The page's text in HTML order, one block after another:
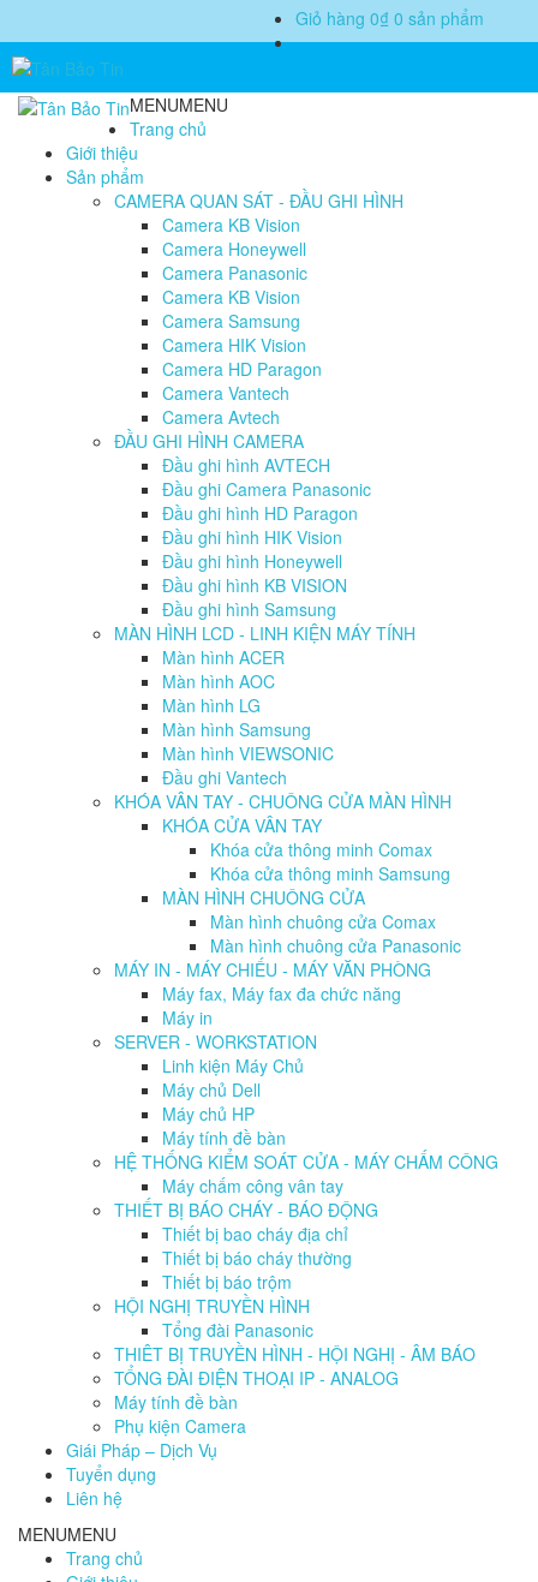
Giỏ hàng 0₫ 0 sản phẩm
MENUMENU
Trang chủ
Giới thiệu
Sản phẩm
CAMERA QUAN SÁT - ĐẦU GHI HÌNH
Camera KB Vision
Camera Honeywell
Camera Panasonic
Camera KB Vision
Camera Samsung
Camera HIK Vision
Camera HD Paragon
Camera Vantech
Camera Avtech
ĐẦU GHI HÌNH CAMERA
Đầu ghi hình AVTECH
Đầu ghi Camera Panasonic
Đầu ghi hình HD Paragon
Đầu ghi hình HIK Vision
Đầu ghi hình Honeywell
Đầu ghi hình KB VISION
Đầu ghi hình Samsung
MÀN HÌNH LCD - LINH KIỆN MÁY TÍNH
Màn hình ACER
Màn hình AOC
Màn hình LG
Màn hình Samsung
Màn hình VIEWSONIC
Đầu ghi Vantech
KHÓA VÂN TAY - CHUÔNG CỬA MÀN HÌNH
KHÓA CỬA VÂN TAY
Khóa cửa thông minh Comax
Khóa cửa thông minh Samsung
MÀN HÌNH CHUÔNG CỬA
Màn hình chuông cửa Comax
Màn hình chuông cửa Panasonic
MÁY IN - MÁY CHIẾU - MÁY VĂN PHÒNG
Máy fax, Máy fax đa chức năng
Máy in
SERVER - WORKSTATION
Linh kiện Máy Chủ
Máy chủ Dell
Máy chủ HP
Máy tính đề bàn
HỆ THỐNG KIỂM SOÁT CỬA - MÁY CHẤM CÔNG
Máy chấm công vân tay
THIẾT BỊ BÁO CHÁY - BÁO ĐỘNG
Thiết bị bao cháy địa chỉ
Thiết bị báo cháy thường
Thiết bị báo trộm
HỘI NGHỊ TRUYỀN HÌNH
Tổng đài Panasonic
THIÊT BỊ TRUYỀN HÌNH - HỘI NGHỊ - ÂM BÁO
TỔNG ĐÀI ĐIỆN THOẠI IP - ANALOG
Máy tính đề bàn
Phụ kiện Camera
Giái Pháp – Dịch Vụ
Tuyển dụng
Liên hệ
MENUMENU
Trang chủ